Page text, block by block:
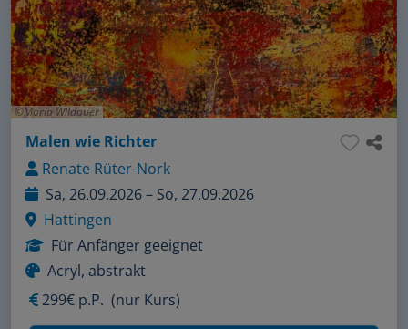
Maria Wildauer
Malen wie Richter
Renate Rüter-Nork
Sa, 26.09.2026 – So, 27.09.2026
Hattingen
Für Anfänger geeignet
Acryl, abstrakt
299€ p.P. (nur Kurs)